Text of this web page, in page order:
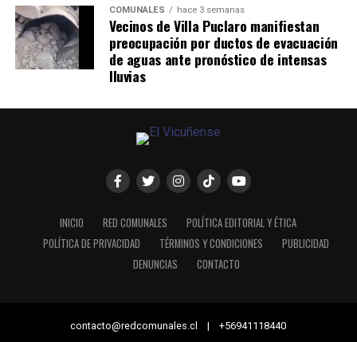
COMUNALES hace 3 semanas
Vecinos de Villa Puclaro manifiestan
preocupación por ductos de evacuación
de aguas ante pronóstico de intensas
lluvias
INICIO RED COMUNALES
POLÍTICA EDITORIAL Y ÉTICA
POLÍTICA DE PRIVACIDAD
TÉRMINOS Y CONDICIONES
PUBLICIDAD
DENUNCIAS
CONTACTO
contacto@redcomunales.cl | +56941118440